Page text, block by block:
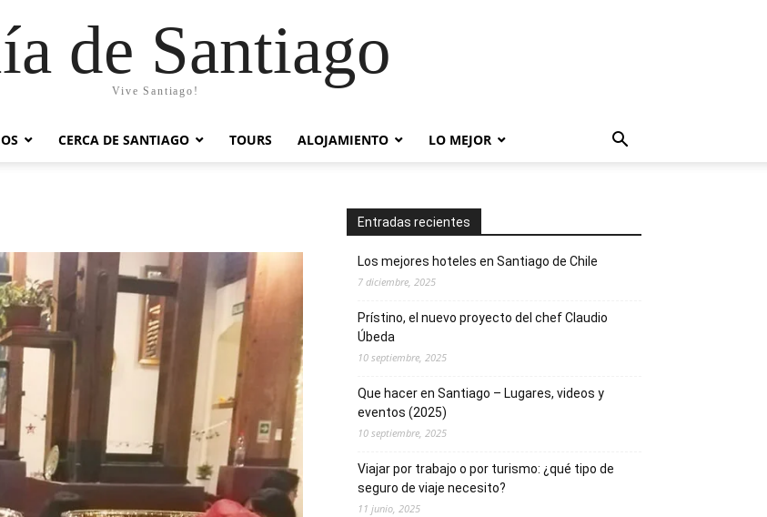
de Santiago
Vive Santiago!
CERCA DE SANTIAGO TOURS ALOJAMIENTO LO MEJOR
Entradas recientes
Los mejores hoteles en Santiago de Chile
7 diciembre, 2025
Prístino, el nuevo proyecto del chef Claudio
Úbeda
10 septiembre, 2025
Que hacer en Santiago – Lugares, videos y
eventos (2025)
10 septiembre, 2025
Viajar por trabajo o por turismo: ¿qué tipo de
seguro de viaje necesito?
11 junio, 2025